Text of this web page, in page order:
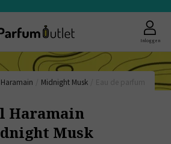
Inloggen
Midnight Musk
Haramain
Musk